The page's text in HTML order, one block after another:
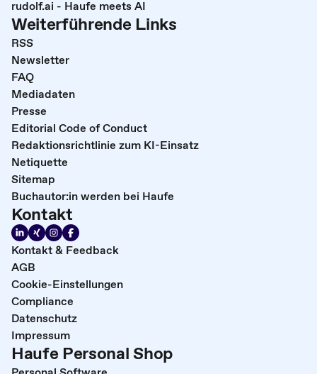
rudolf.ai - Haufe meets AI
Weiterführende Links
RSS
Newsletter
FAQ
Mediadaten
Presse
Editorial Code of Conduct
Redaktionsrichtlinie zum KI-Einsatz
Netiquette
Sitemap
Buchautor:in werden bei Haufe
Kontakt
Kontakt & Feedback
AGB
Cookie-Einstellungen
Compliance
Datenschutz
Impressum
Haufe Personal Shop